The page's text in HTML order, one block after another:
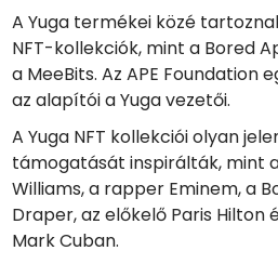
A Yuga termékei közé
NFT-kollekciók, mint a Bored
a MeeBits. Az APE Foundation
az alapítói a Yuga vezetői.
A Yuga NFT kollekciói olyan
támogatását inspirálták, mint
Williams, a rapper Eminem, a
Draper, az előkelő Paris Hilton
Mark Cuban.